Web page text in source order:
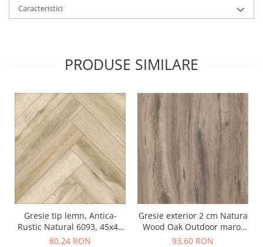
Caracteristici
PRODUSE SIMILARE
Gresie tip lemn, Antica-
Rustic Natural 6093, 45x45
cm, portelanata, bej, finisaj
80,24 RON
Gresie exterior 2 cm Natura
Wood Oak Outdoor maro,
0.73mp/cut
93,60 RON